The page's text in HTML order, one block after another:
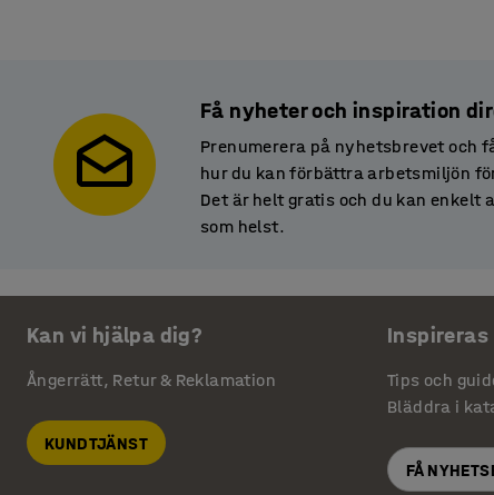
Få nyheter och inspiration
Prenumerera på nyhetsbrevet och
hur du kan förbättra arbetsmiljön
Det är helt gratis och du kan enkelt
som helst.
Kan vi hjälpa dig?
Ångerrätt, Retur & Reklamation
KUNDTJÄNST
Inspireras
Tips och
Bläddra i
FÅ